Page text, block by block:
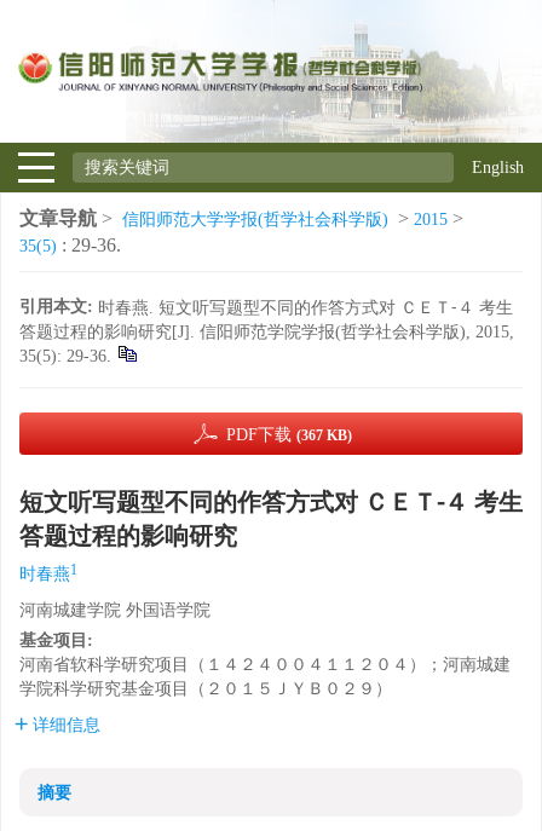
English
文章导航 > 信阳师范大学学报(哲学社会科学版) > 2015 >
35(5) : 29-36.
引用本文: 时春燕. 短文听写题型不同的作答方式对 ＣＥＴ⁃４ 考生
答题过程的影响研究[J]. 信阳师范学院学报(哲学社会科学版), 2015,
35(5): 29-36.
PDF下载 (367 KB)
短文听写题型不同的作答方式对 ＣＥＴ⁃４ 考生
答题过程的影响研究
时春燕1
河南城建学院 外国语学院
基金项目:
河南省软科学研究项目（１４２４００４１１２０４）；河南城建
学院科学研究基金项目（２０１５ＪＹＢ０２９）
详细信息
摘要